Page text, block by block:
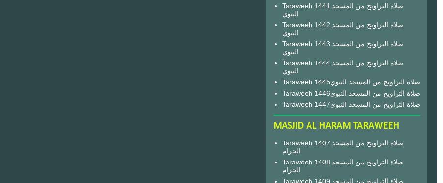
Taraweeh 1441 صلاة التراويح من المسجد
النبوي
Taraweeh 1442 صلاة التراويح من المسجد
النبوي
Taraweeh 1443 صلاة التراويح من المسجد
النبوي
Taraweeh 1444 صلاة التراويح من المسجد
النبوي
Taraweeh 1445صلاة التراويح من المسجد النبوي
Taraweeh 1446صلاة التراويح من المسجد النبوي
Taraweeh 1447صلاة التراويح من المسجد النبوي
MASJID AL HARAM TARAWEEH
Taraweeh 1407 صلاة التراويح من المسجد
الحرام
Taraweeh 1408 صلاة التراويح من المسجد
الحرام
Taraweeh 1409 صلاة التراويح من المسجد